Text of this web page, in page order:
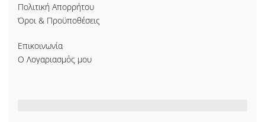
Πολιτική Απορρήτου
Όροι & Προϋποθέσεις
Επικοινωνία
Ο Λογαριασμός μου